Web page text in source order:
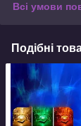
Всі умови
Подібні